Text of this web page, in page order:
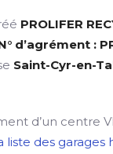
PROLIFER
d’agrément :
Saint-Cyr-en-
d’un centre
liste des garages